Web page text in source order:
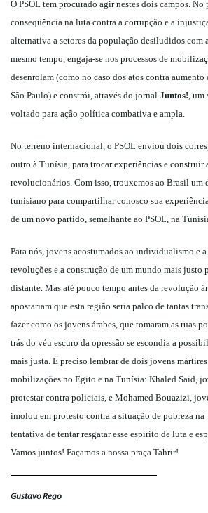
O PSOL tem procurado agir nestes dois campos. No
conseqüência na luta contra a corrupção e a
alternativa a setores da população desiludidos com
mesmo tempo, engaja-se nos processos de
desenrolam (como no caso dos atos contra
São Paulo) e constrói, através do jornal Juntos!, um
voltado para ação política combativa e ampla.
No terreno internacional, o PSOL enviou dois
outro à Tunísia, para trocar experiências e construir
revolucionários. Com isso, trouxemos ao Brasil
tunisiano para compartilhar conosco sua
de um novo partido, semelhante ao PSOL, na
Para nós, jovens acostumados ao individualismo e
revoluções e a construção de um mundo mais justo
distante. Mas até pouco tempo antes da revolução
apostariam que esta região seria palco de tantas
fazer como os jovens árabes, que tomaram as ruas
trás do véu escuro da opressão se escondia a
mais justa. É preciso lembrar de dois jovens
mobilizações no Egito e na Tunísia: Khaled Said,
protestar contra policiais, e Mohamed Bouazizi,
imolou em protesto contra a situação de pobreza na
tentativa de tentar resgatar esse espírito de luta e
Vamos juntos! Façamos a nossa praça Tahrir!
Gustavo Rego